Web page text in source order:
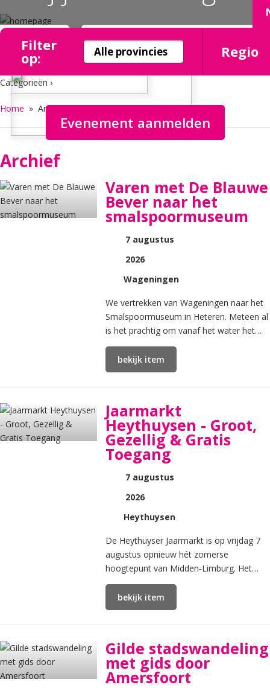
Evenement aanmelden
Filter
op: Regio
Categorieën ›
Home » Archief
Archief
Varen met De Blauwe
Bever naar het
smalspoormuseum
7 augustus
2026
Wageningen
We vertrekken van Wageningen naar het
Smalspoormuseum in Heteren. Meteen al
is het prachtig om vanaf het water het
natuurgebied de Wageningse
Bovenpolder te zien.
bekijk item
Jaarmarkt
Heythuysen - Groot,
Gezellig & Gratis
Toegang
7 augustus
2026
Heythuysen
De Heythuyser Jaarmarkt is op vrijdag 7
augustus opnieuw hét zomerse
hoogtepunt van Midden‑Limburg. Het
centrum van Heythuysen verandert van
13.30 tot 21.
bekijk item
Gilde stadswandeling
met gids door
Amersfoort